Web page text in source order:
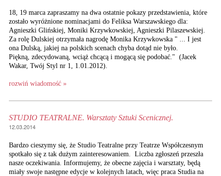
18, 19 marca zapraszamy na dwa ostatnie pokazy przedstawienia, które
zostało wyróżnione nominacjami do Feliksa Warszawskiego dla:
Agnieszki Glińskiej, Moniki Krzywkowskiej, Agnieszki Pilaszewskiej.
Za rolę Dulskiej otrzymała nagrodę Monika Krzywkowska " ... I jest
ona Dulską, jakiej na polskich scenach chyba dotąd nie było.
Piękną, zdecydowaną, wciąż chcącą i mogącą się podobać." (Jacek
Wakar, Twój Styl nr 1, 1.01.2012).
rozwiń wiadomość »
STUDIO TEATRALNE. Warsztaty Sztuki Scenicznej.
12.03.2014
Bardzo cieszymy się, że Studio Teatralne przy Teatrze Współczesnym
spotkało się z tak dużym zainteresowaniem. Liczba zgłoszeń przeszła
nasze oczekiwania. Informujemy, że obecne zajęcia i warsztaty, będą
miały swoje następne edycje w kolejnych latach, więc praca Studia na